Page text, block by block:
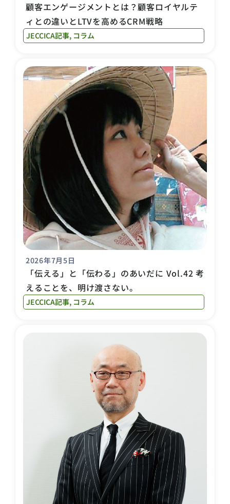
顧客エンゲージメントとは？顧客ロイヤルテ
ィとの違いとLTVを高めるCRM戦略
JECCICA記事, コラム
2026年7月5日
「伝える」と「伝わる」のあいだに Vol.42 考
えることを、明け渡さない。
JECCICA記事, コラム